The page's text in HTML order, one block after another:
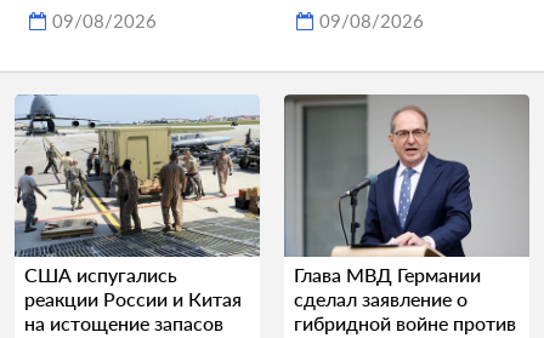
09/08/2026 09/08/2026
США испугались
реакции России и Китая
на истощение запасов
Глава МВД Германии
сделал заявление о
гибридной войне против